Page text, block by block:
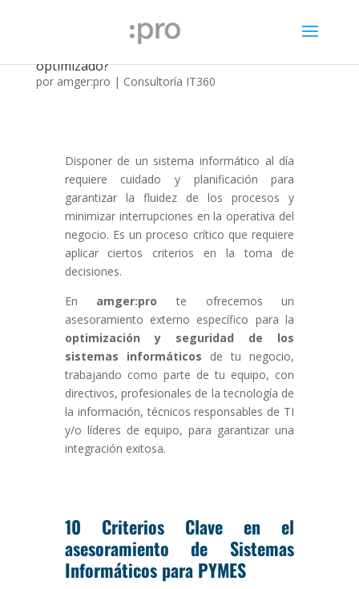
optimizado?
por amger:pro | Consultoría IT360
Disponer de un sistema informático al día
requiere cuidado y planificación para
garantizar la fluidez de los procesos y
minimizar interrupciones en la operativa del
negocio. Es un proceso crítico que requiere
aplicar ciertos criterios en la toma de
decisiones.
En amger:pro te ofrecemos un
asesoramiento externo específico para la
optimización y seguridad de los
sistemas informáticos de tu negocio,
trabajando como parte de tu equipo, con
directivos, profesionales de la tecnología de
la información, técnicos responsables de TI
y/o líderes de equipo, para garantizar una
integración exitosa.
10 Criterios Clave en el
asesoramiento de Sistemas
Informáticos para PYMES